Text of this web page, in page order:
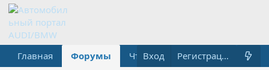
Главная Форумы Что нового? Медиа
Вход Регистрация